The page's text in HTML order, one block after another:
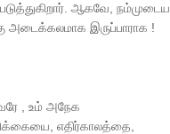
ஆகவே, நம்முடைய
அடைக்கலமாக இருப்பாராக !
, உம் அநேக
எதிர்காலத்தை,